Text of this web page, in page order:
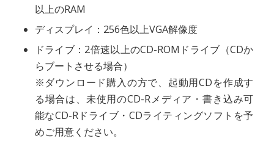
以上のRAM
ディスプレイ：256色以上VGA解像度
ドライブ：2倍速以上のCD-ROMドライブ（CDか
らブートさせる場合）
※ダウンロード購入の方で、起動用CDを作成す
る場合は、未使用のCD-Rメディア・書き込み可
能なCD-Rドライブ・CDライティングソフトを予
めご用意ください。